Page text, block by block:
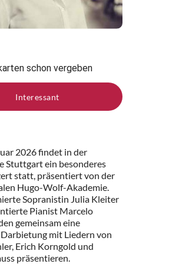
schon vergeben
Interessant
2026 findet in der
Stuttgart ein besonderes
statt, präsentiert von der
Hugo-Wolf-Akademie.
Sopranistin Julia Kleiter
Pianist Marcelo
gemeinsam eine
mit Liedern von
Erich Korngold und
präsentieren.